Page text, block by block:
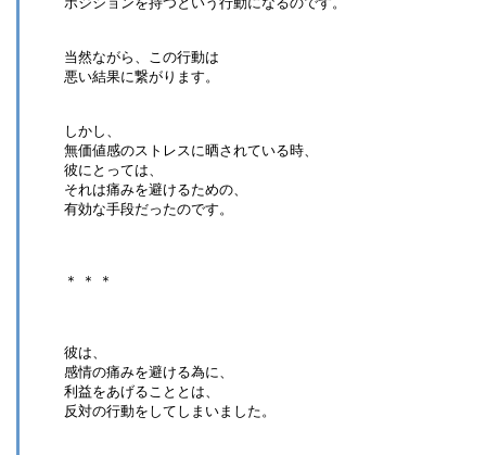
当然ながら、この行動は
悪い結果に繋がります。
しかし、
無価値感のストレスに晒されている時、
彼にとっては、
それは痛みを避けるための、
有効な手段だったのです。
＊ ＊ ＊
彼は、
感情の痛みを避ける為に、
利益をあげることとは、
反対の行動をしてしまいました。